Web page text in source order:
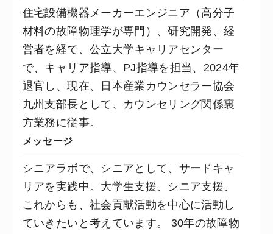
住宅設備機器メーカーエンジニア（高分子
材料の故障物理学が専門）、研究開発、経
営者を経て、公立大学キャリアセンター
で、キャリア指導、PJ指導を担当、2024年
退官し、現在、日本産業カウンセラー協会
九州支部長として、カウンセリング関係裏
方業務に従事。
メッセージ
シニアラボで、シニアとして、サードキャ
リアを実践中。大学生支援、シニア支援、
これからも、社会貢献活動を中心に活動し
ていきたいと考えています。 30年の故障物